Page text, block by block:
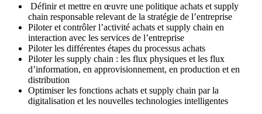
Définir et mettre en œuvre une politique achats et supply
chain responsable relevant de la stratégie de l’entreprise
Piloter et contrôler l’activité achats et supply chain en
interaction avec les services de l’entreprise
Piloter les différentes étapes du processus achats
Piloter les supply chain : les flux physiques et les flux
d’information, en approvisionnement, en production et en
distribution
Optimiser les fonctions achats et supply chain par la
digitalisation et les nouvelles technologies intelligentes